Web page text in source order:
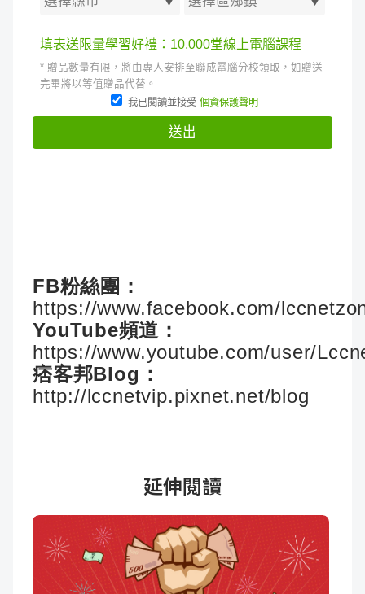
FB粉絲團：
https://www.facebook.com/
YouTube頻道：
https://www.youtube.com/user/
痞客邦Blog：
http://lccnetvip.pixnet.net/blog
延伸閱讀